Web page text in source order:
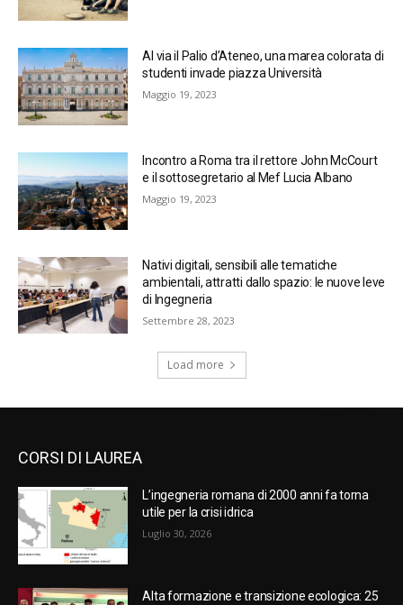
Al via il Palio d’Ateneo, una marea colorata di
studenti invade piazza Università
Maggio 19, 2023
Incontro a Roma tra il rettore John McCourt
e il sottosegretario al Mef Lucia Albano
Maggio 19, 2023
Nativi digitali, sensibili alle tematiche
ambientali, attratti dallo spazio: le nuove leve
di Ingegneria
Settembre 28, 2023
Load more
CORSI DI LAUREA
L’ingegneria romana di 2000 anni fa torna
utile per la crisi idrica
Luglio 30, 2026
Alta formazione e transizione ecologica: 25